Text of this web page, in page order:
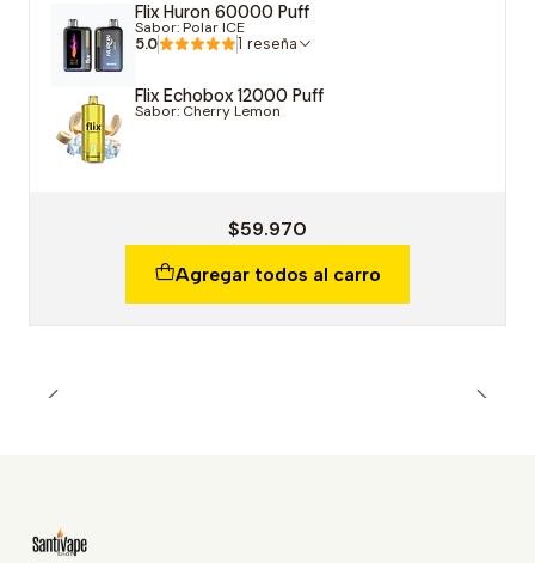
Flix Huron 60000 Puff
Sabor: Polar ICE
5.0 1 reseña
Flix Echobox 12000 Puff
Sabor: Cherry Lemon
$59.970
Agregar todos al carro